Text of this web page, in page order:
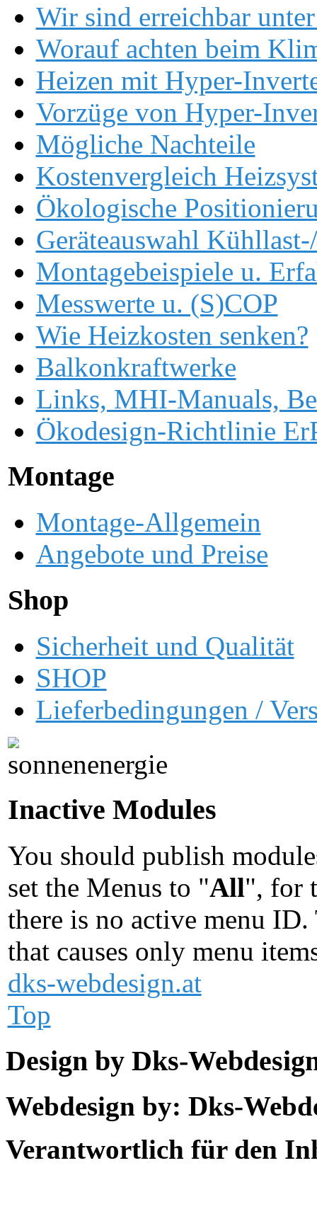
Wir sind erreichbar
Worauf achten beim
Heizen mit Hyper-
Vorzüge von Hyper-
Mögliche Nachteile
Kostenvergleich
Ökologische
Geräteauswahl
Montagebeispiele u.
Messwerte u. (S)COP
Wie Heizkosten senken?
Balkonkraftwerke
Links, MHI-Manuals,
Ökodesign-Richtlinie
Montage
Montage-Allgemein
Angebote und Preise
Shop
Sicherheit und Qualität
SHOP
Lieferbedingungen /
Inactive Modules
You should publish
set the Menus to "All", for
there is no active menu
that causes only menu
dks-webdesign.at
Top
Design by Dks-
Webdesign by: Dks-
Verantwortlich für den